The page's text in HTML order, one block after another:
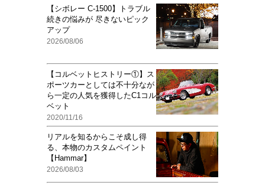
【シボレー C-1500】トラブル
続きの悩みが 尽きないピック
アップ
2026/08/06
【コルベットヒストリー①】ス
ポーツカーとしては不十分なが
ら一定の人気を獲得したC1コル
ベット
2020/11/16
リアルを知るからこそ成し得
る、本物のカスタムペイント
【Hammar】
2026/08/03